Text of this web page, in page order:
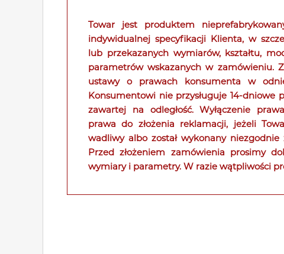
Towar jest produktem
indywidualnej specyfikacji Klienta, w
lub przekazanych wymiarów, kształtu,
parametrów wskazanych w zamówieniu.
ustawy o prawach konsumenta w
Konsumentowi nie przysługuje 14-dniowe
zawartej na odległość. Wyłączenie
prawa do złożenia reklamacji, jeżeli
wadliwy albo został wykonany
Przed złożeniem zamówienia prosimy
wymiary i parametry. W razie wątpliwości